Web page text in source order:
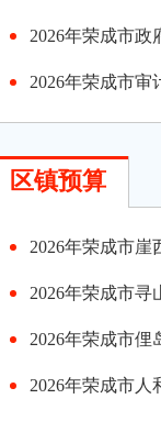
2026年荣成市
2026年荣成市审
区镇预算
2026年荣成市崖
2026年荣成市寻
2026年荣成市俚
2026年荣成市人